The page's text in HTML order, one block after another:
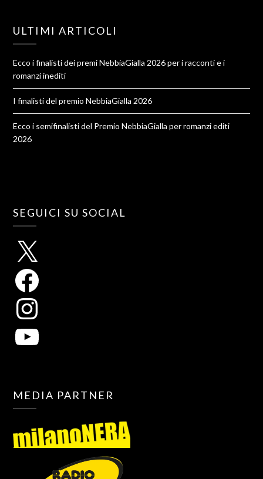
ULTIMI ARTICOLI
Ecco i finalisti dei premi NebbiaGialla 2026 per i racconti e i
romanzi inediti
I finalisti del premio NebbiaGialla 2026
Ecco i semifinalisti del Premio NebbiaGialla per romanzi editi
2026
SEGUICI SU SOCIAL
MEDIA PARTNER